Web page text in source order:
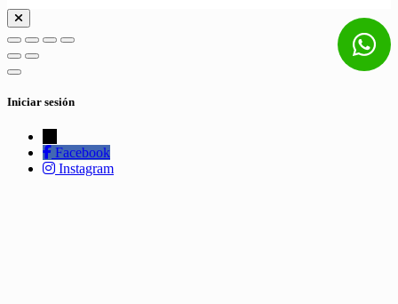
Iniciar sesión
Facebook
Instagram